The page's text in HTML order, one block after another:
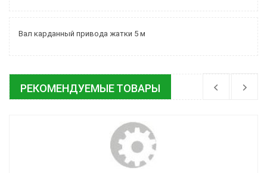
Вал карданный привода жатки 5 м
РЕКОМЕНДУЕМЫЕ ТОВАРЫ